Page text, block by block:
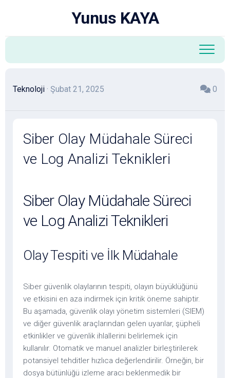
Yunus KAYA
Teknoloji · Şubat 21, 2025 0
Siber Olay Müdahale Süreci
ve Log Analizi Teknikleri
Siber Olay Müdahale Süreci
ve Log Analizi Teknikleri
Olay Tespiti ve İlk Müdahale
Siber güvenlik olaylarının tespiti, olayın büyüklüğünü
ve etkisini en aza indirmek için kritik öneme sahiptir.
Bu aşamada, güvenlik olayı yönetim sistemleri (SIEM)
ve diğer güvenlik araçlarından gelen uyarılar, şüpheli
etkinlikler ve güvenlik ihlallerini belirlemek için
kullanılır. Otomatik ve manuel analizler birleştirilerek
potansiyel tehditler hızlıca değerlendirilir. Örneğin, bir
dosya bütünlüğü izleme aracı beklenmedik bir